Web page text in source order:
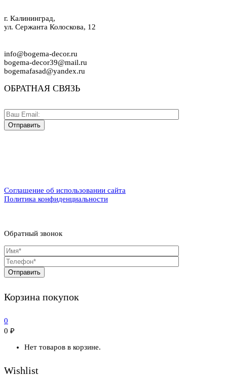
г. Калининград,
ул. Сержанта Колоскова, 12
info@bogema-decor.ru
bogema-decor39@mail.ru
bogemafasad@yandex.ru
ОБРАТНАЯ СВЯЗЬ
Соглашение об использовании сайта
Политика конфиденциальности
Обратный звонок
Корзина покупок
0
0 ₽
Нет товаров в корзине.
Wishlist